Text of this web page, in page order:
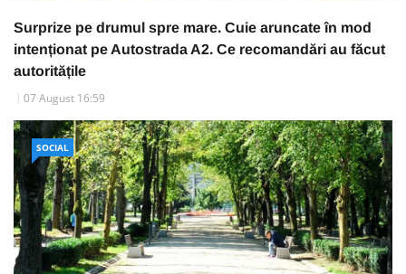
Surprize pe drumul spre mare. Cuie aruncate în mod
intenționat pe Autostrada A2. Ce recomandări au făcut
autoritățile
07 August 16:59
SOCIAL